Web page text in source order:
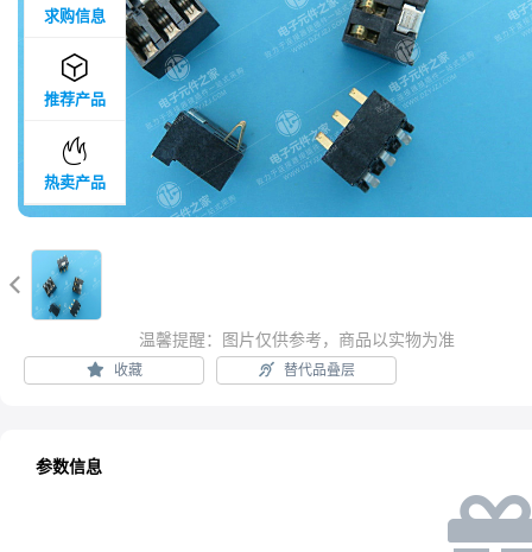

温馨提醒：图片仅供参考，商品以实物为准
收藏 替代品叠层
参数信息
求购信息

推荐产品

热卖产品